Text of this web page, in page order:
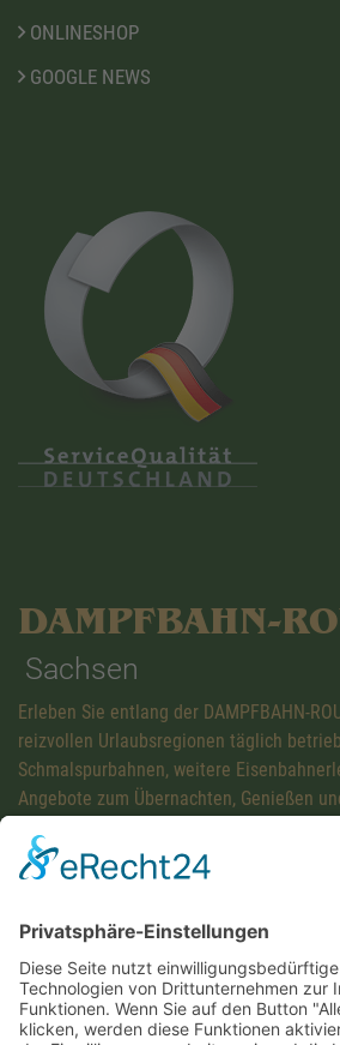
ONLINESHOP
GOOGLE NEWS
DAMPFBAHN-
Sachsen
Erleben Sie entlang der DAMPFBAHN-
reizvollen Urlaubsregionen täglich
Schmalspurbahnen, weitere
Angebote zum Übernachten, Genießen